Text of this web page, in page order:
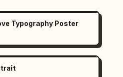
Typography Poster